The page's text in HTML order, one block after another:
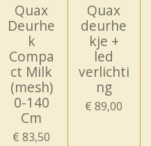
Quax
Deurhe
k
Compa
ct Milk
(mesh)
0-140
Cm
€ 83,50
Quax
deurhe
kje +
led
verlichti
ng
€ 89,00